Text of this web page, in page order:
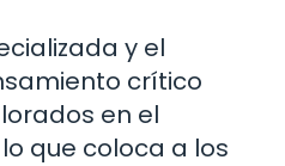
y el
crítico
en el
que coloca a los